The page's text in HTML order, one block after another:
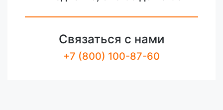
Связаться с нами
+7 (800) 100-87-60